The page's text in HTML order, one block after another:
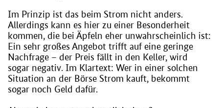
Im Prinzip ist das beim Strom nicht anders.
Allerdings kann es hier zu einer Besonderheit
kommen, die bei Äpfeln eher unwahrscheinlich ist:
Ein sehr großes Angebot trifft auf eine geringe
Nachfrage – der Preis fällt in den Keller, wird
sogar negativ. Im Klartext: Wer in einer solchen
Situation an der Börse Strom kauft, bekommt
sogar noch Geld dafür.